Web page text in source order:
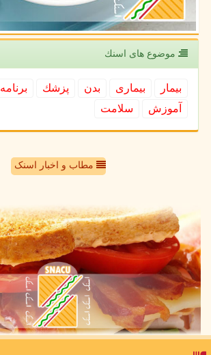
موضوع های اسنك
بیمار بیماری بدن پزشك برنامه
آموزش
سلامت
مطاب و اخبار اسنک